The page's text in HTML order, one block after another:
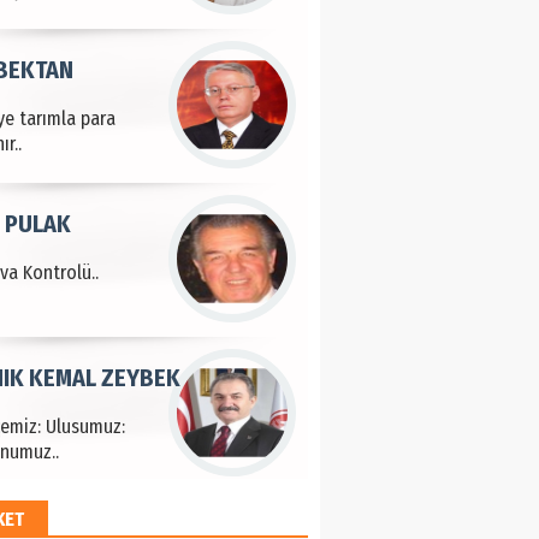
tarımla para
Kontrolü..
PULAK
Ulusumuz:
KEMAL ZEYBEK
HAYRİ PEKER